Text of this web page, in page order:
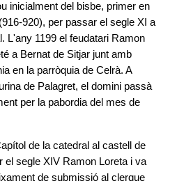
inicialment del bisbe, primer en
920), per passar el segle XI a
L'any 1199 el feudatari Ramon
a Bernat de Sitjar junt amb
en la parròquia de Celrà. A
de Palagret, el domini passà
per la pabordia del mes de
de la catedral al castell de
el segle XIV Ramon Loreta i va
de submissió al clergue